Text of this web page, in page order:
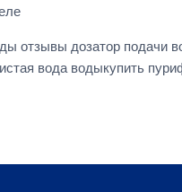
отзывы дозатор подачи
вода водыкупить